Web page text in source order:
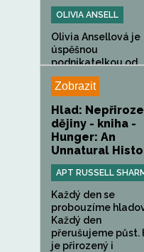
OLIVIA ANSELL
Olivia Ansellová je
úspěšnou
podnikatelkou od...
Zobrazit
Hlad:
dějiny - kniha -
Hunger: An
Unnatural
APT RUSSELL
Každý den se
probouzíme
Každý den
přerušujeme půst.
je přirozený i